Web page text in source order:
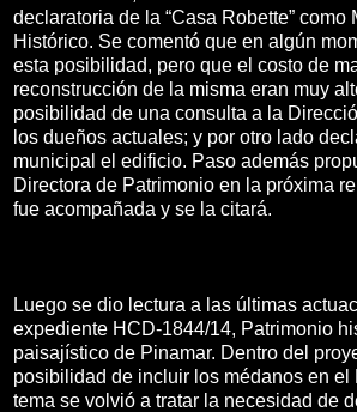
declaratoria de la “Casa Robette” como
Histórico. Se comentó que en algún
esta posibilidad, pero que el costo de
reconstrucción de la misma eran muy
posibilidad de una consulta a la
los dueños actuales; y por otro lado
municipal el edificio. Paso además
Directora de Patrimonio en la próxima
fue acompañada y se la citará.
Luego se dio lectura a las últimas
expediente HCD-1844/14, Patrimonio
paisajístico de Pinamar. Dentro del
posibilidad de incluir los médanos en el
tema se volvió a tratar la necesidad de